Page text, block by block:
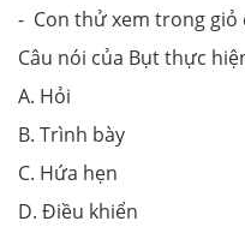
- Con thử xem trong giỏ
Câu nói của Bụt thực
A. Hỏi
B. Trình bày
C. Hứa hẹn
D. Điều khiển